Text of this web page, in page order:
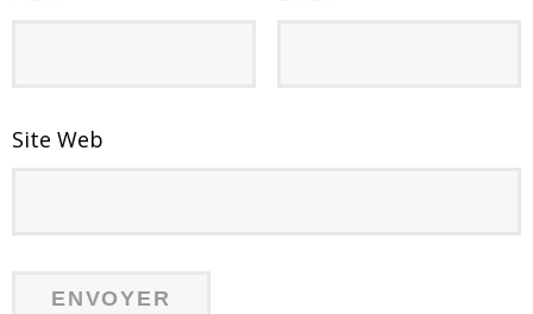
Site Web